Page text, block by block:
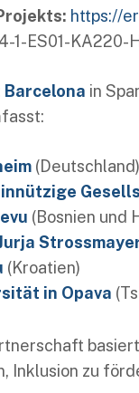
https://
1-ES01-
in
(Deutschland)
(Bosnien und
(Kroatien)
in Opava
Inklusion zu